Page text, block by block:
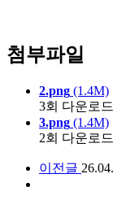
첨부파일
2.png (1.4M)
3회 다운로
3.png (1.4M)
2회 다운로
이전글